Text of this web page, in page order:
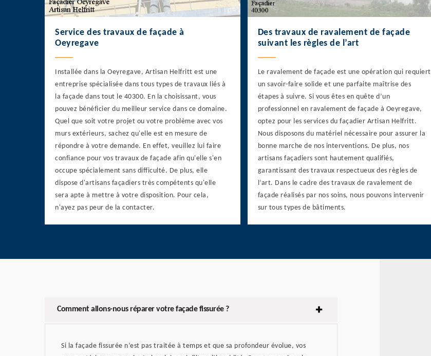
Service des travaux de façade à
Oeyregave
Installée dans la Oeyregave, Artisan Helfritt est une
entreprise spécialisée dans tous types de travaux liés à
la façade dans tout le 40300. En la choisissant, vous
pouvez bénéficier du meilleur service dans ce domaine.
Quel que soit votre projet ou votre problème avec vos
murs extérieurs, sachez qu'elle est en mesure de
répondre à votre demande. En effet, veuillez lui faire
confiance pour vos travaux de façade afin qu'elle s'en
occupe spécialement sans difficulté. De plus, elle
dispose d'artisans façadiers très compétents qu'elle
sera apte à mettre à votre disposition. Pour cela,
n'ayez pas peur de la contacter.
Des travaux de ravalement de façade
suivant les règles de l’art
Le ravalement de façade est une opération qui requiert
un savoir-faire solide et une parfaite maîtrise des
étapes à suivre. Si vous êtes en quête d’un
professionnel en ravalement de façade à Oeyregave,
optez pour les services du façadier Artisan Helfritt.
Nous disposons du matériel nécessaire pour assurer la
bonne marche de nos interventions. De plus, nos
artisans façadiers sont hautement qualifiés,
garantissant des travaux respectueux des règles de
l’art. Dans le cadre des travaux de ravalement de
façade réalisés par nos soins, nous pouvons intervenir
sur tous types de bâtiments.
Comment allons-nous réparer votre façade fissurée ?
Si la façade fissurée n’est pas traitée à temps et que sa profondeur évolue, vos